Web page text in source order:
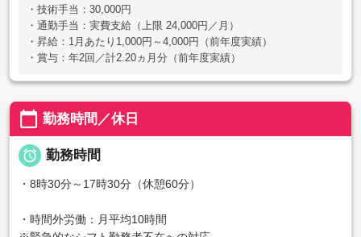
・技術手当：30,000円
・通勤手当：実費支給（上限 24,000円／月）
・昇給：1月あたり1,000円～4,000円（前年度実績）
・賞与：年2回／計2.20ヵ月分（前年度実績）
calendar_today 勤務時間／休日
 勤務時間
・8時30分～17時30分（休憩60分）
・時間外労働：月平均10時間